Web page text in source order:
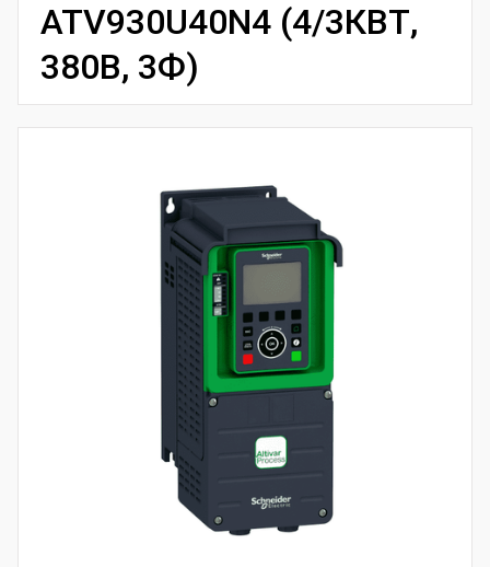
ATV930U40N4 (4/3КВТ,
380В, 3Ф)